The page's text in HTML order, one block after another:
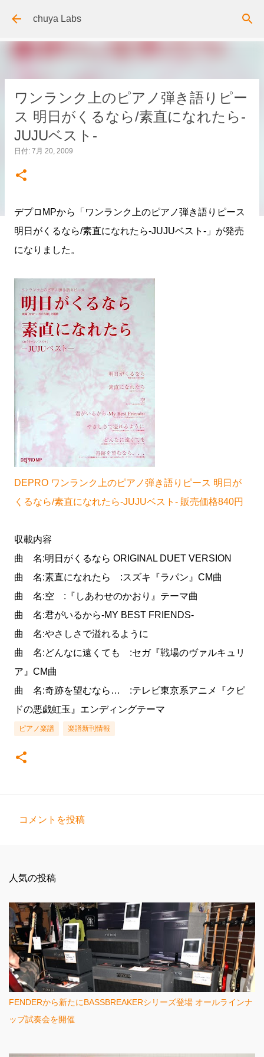
スキップしてメイン コンテンツに移動
chuya Labs
ワンランク上のピアノ弾き語りピー
ス 明日がくるなら/素直になれたら-
JUJUベスト-
日付: 7月 20, 2009
デプロMPから「ワンランク上のピアノ弾き語りピース
明日がくるなら/素直になれたら-JUJUベスト-」が発売
になりました。
DEPRO ワンランク上のピアノ弾き語りピース 明日が
くるなら/素直になれたら-JUJUベスト- 販売価格840円
収載内容
曲 名:明日がくるなら ORIGINAL DUET VERSION
曲 名:素直になれたら :スズキ『ラパン』CM曲
曲 名:空 :『しあわせのかおり』テーマ曲
曲 名:君がいるから-MY BEST FRIENDS-
曲 名:やさしさで溢れるように
曲 名:どんなに遠くても :セガ『戦場のヴァルキュリ
ア』CM曲
曲 名:奇跡を望むなら… :テレビ東京系アニメ『クピ
ドの悪戯虹玉』エンディングテーマ
ピアノ楽譜 楽譜新刊情報
ト
コメントを投稿
人気の投稿
FENDERから新たにBASSBREAKERシリーズ登場 オールラインナ
ップ試奏会を開催